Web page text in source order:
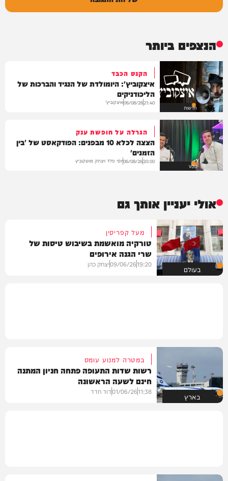
הנצפים ביותר
חדשות
הקנס הכבד
איצקוביץ': היומולדת של הנגיד והברכות של
הליכודניקים
21:40
06/08/26איצקוביץ'
VOD
הגרלה על חופשת ענק
הצצה לכלא 10 מבפנים: הפודקאסט של 'בין
הזמנים'
20:00
06/08/26יוסי פלד ויצחק מושקוביץ
אולי יעניין אותך גם
בעולם
מעל קפריסין
טורקיה מואשמת בשיבוש טיסות של
שרי הגנה אירופים
19:20
09/06/26יצחק כהן
בארץ
במטרה למנוע עומס
רשות שדות התעופה פתחה חניון המתנה
חינם לשעה הראשונה
11:38
01/06/26דוד חדד